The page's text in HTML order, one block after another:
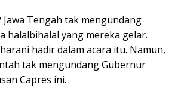
Jawa Tengah tak mengundang
halalbihalal yang mereka gelar.
hadir dalam acara itu. Namun,
tak mengundang Gubernur
Capres ini.